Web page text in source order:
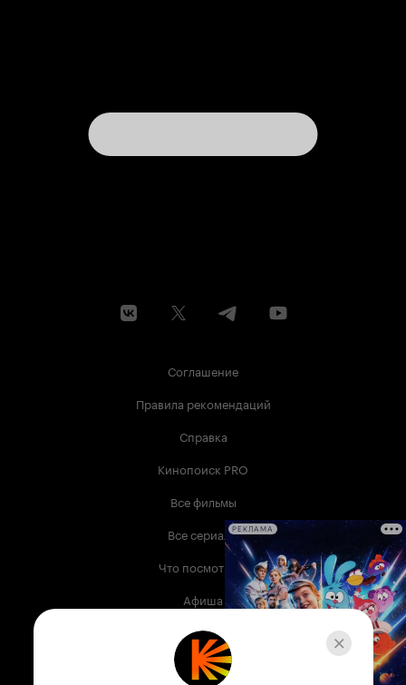
Соглашение
Правила рекомендаций
Справка
Кинопоиск PRO
Все фильмы
Все сериалы
Что посмотреть
Афиша
Музыка
Телепрограмма
РЕКЛАМА